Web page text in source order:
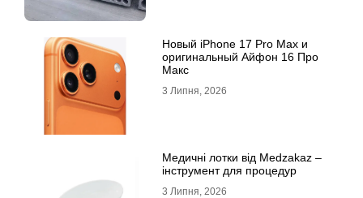
Новый iPhone 17 Pro Max и
оригинальный Айфон 16 Про
Макс
3 Липня, 2026
Медичні лотки від Medzakaz –
інструмент для процедур
3 Липня, 2026